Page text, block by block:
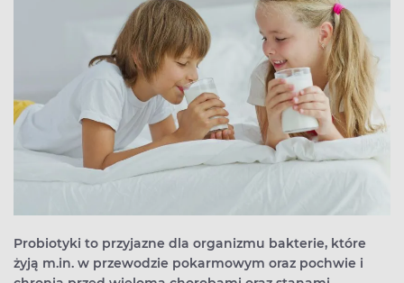
Probiotyki to przyjazne dla organizmu bakterie, które
żyją m.in. w przewodzie pokarmowym oraz pochwie i